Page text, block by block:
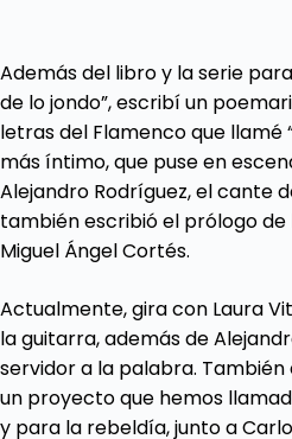
Además del libro y la serie
de lo jondo”, escribí un
letras del Flamenco que llamé
más íntimo, que puse en
Alejandro Rodríguez, el cante
también escribió el prólogo
Miguel Ángel Cortés.
Actualmente, gira con Laura
la guitarra, además de
servidor a la palabra.
un proyecto que hemos
y para la rebeldía, junto a